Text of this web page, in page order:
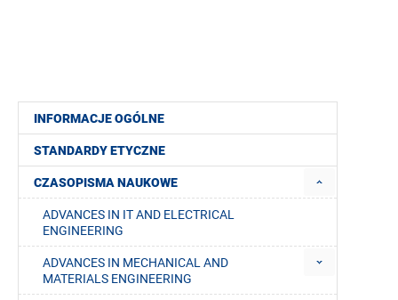
INFORMACJE OGÓLNE
STANDARDY ETYCZNE
CZASOPISMA NAUKOWE
ADVANCES IN IT AND ELECTRICAL
ENGINEERING
ADVANCES IN MECHANICAL AND
MATERIALS ENGINEERING